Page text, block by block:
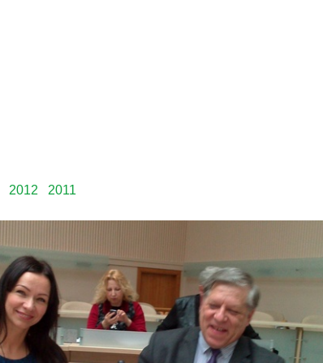
2012 2011